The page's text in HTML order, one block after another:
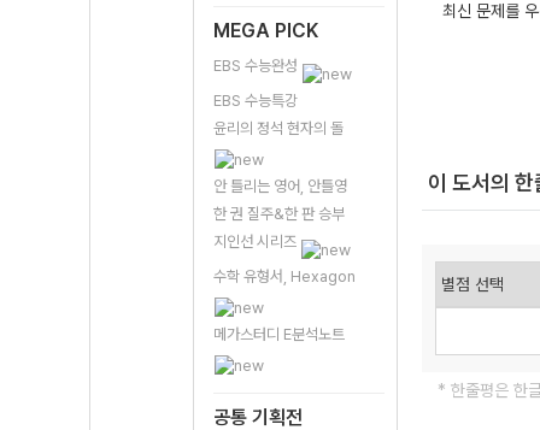
MEGA PICK
EBS 수능완성
EBS 수능특강
윤리의 정석 현자의 돌
안 틀리는 영어, 안틀영
한 권 질주&한 판 승부
지인선 시리즈
수학 유형서, Hexagon
메가스터디 E분석노트
공통 기획전
최신 문제를
이 도서의 한
* 한줄평은 한